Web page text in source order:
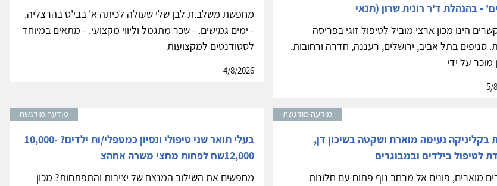
- בהנהלת ד'ר רונית שרון (תנאי
הינו מכון ארצי מוביל לטיפול זוגי בפריסה
סניפים בתל אביב, ירושלים, רעננה, חדרה ורחובות.
מוכר על ידי
5/
מחפשת משלב.ת לבן שלי שעולה לכיתה א' בבי'ס בהרצליה.
- ימים גמישים. - שכר מתגמל וליווי מקצועי. - מתאים במיוחד
לסטודנטים למקצועות
4/8/2026
מודעה מודגשת
בקליניקה נעימה מוארת ושקטה בשיכון דן,
לטיפול בילדים ובמבוגרים
מוארים, פונים אל מרחב נוף פתוח עם חלונות
מודעה מודגשת
בעלי תואר שני טיפולי ונסיון כמטפלי/ות ילדים? 10,000-
12,000שח לפחות מחצי משרה אחהצ
מחפשים את השילוב המנצח של יציבות והתפתחות? מכון